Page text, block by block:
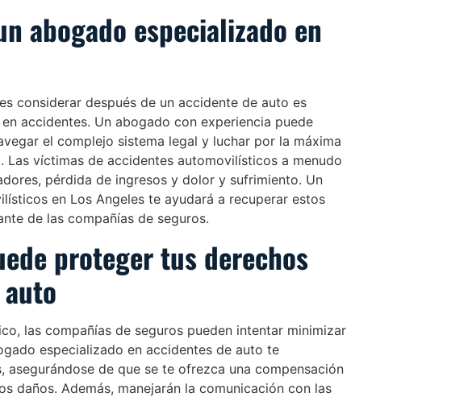
abogado especializado en
considerar después de un accidente de auto es
accidentes. Un abogado con experiencia puede
el complejo sistema legal y luchar por la máxima
Las víctimas de accidentes automovilísticos a menudo
pérdida de ingresos y dolor y sufrimiento. Un
en Los Angeles te ayudará a recuperar estos
de las compañías de seguros.
proteger tus derechos
las compañías de seguros pueden intentar minimizar
especializado en accidentes de auto te
de que se te ofrezca una compensación
daños. Además, manejarán la comunicación con las